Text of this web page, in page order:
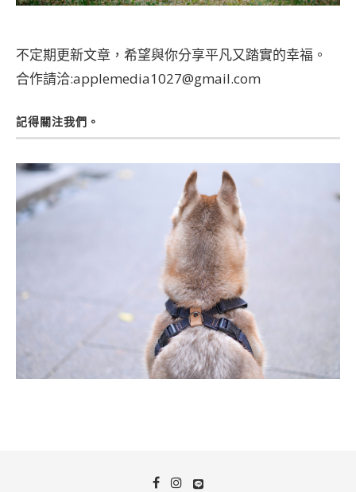
不定期更新文章，希望與你分享平凡又踏實的幸福。
合作請洽:applemedia1027@gmail.com
記得關注我們。